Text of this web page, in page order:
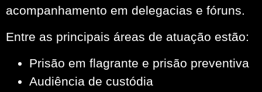
acompanhamento em delegacias e fóruns.
Entre as principais áreas de atuação estão:
Prisão em flagrante e prisão preventiva
Audiência de custódia